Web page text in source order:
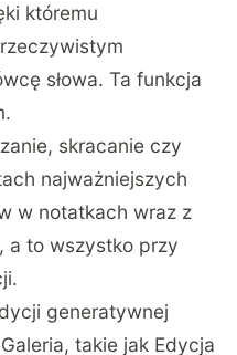
któremu
słowa. Ta funkcja
skracanie czy
najważniejszych
w notatkach wraz z
a to wszystko przy
generatywnej
takie jak Edycja